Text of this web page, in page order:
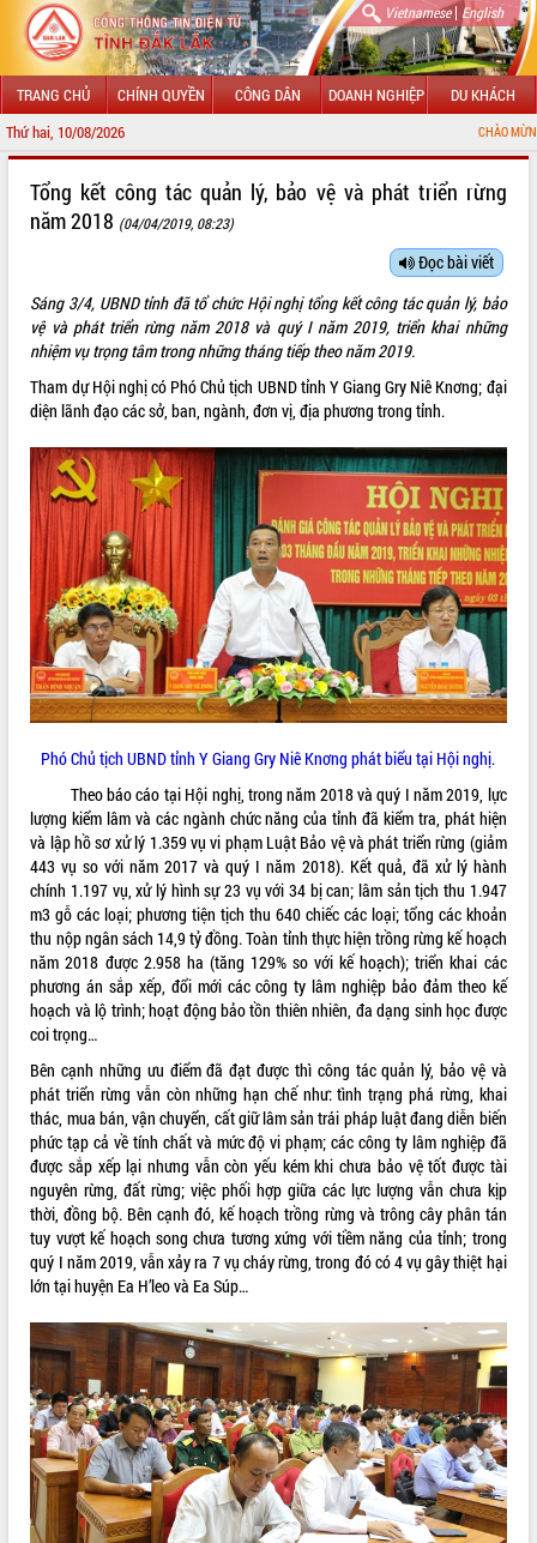
Vietnamese| English
TRANG CHỦ CHÍNH QUYỀN CÔNG DÂN DOANH NGHIỆP DU KHÁCH
Thứ hai, 10/08/2026 CHÀO MỪNG ĐẾN VỚI CỔNG
LÃNH ĐẠO UBND TỈNH
SỞ, BAN, NGÀNH
THÔNG TIN CHỈ ĐẠO ĐIỀU HÀNH
HỆ THỐNG VĂN BẢN
VĂN BẢN HĐND TỈNH
ĐIỂM TIN VĂN BẢN
QUY HOẠCH - KẾ HOẠCH
VIDEO
Loading the player...
Trailer Lễ hội Sầu riêng Đắk Lắk năm
2026
Khám bệnh, cấp phát thuốc miễn phí
và tặng quà người dân xã Cư Pui
Hội nghị UBND tỉnh Đắk Lắk thường kỳ
tháng 7/2026
Lễ truy tặng danh hiệu “Bà Mẹ Việt
Nam Anh hùng” và trao Huân chương
Lao động
UBND tỉnh Đắk Lắk triển khai nhiệm
vụ 6 tháng cuối năm 2026
Kỳ họp thứ Hai, Hội đồng nhân dân
tỉnh khóa XI quyết nghị nhiều nội dung
quan trọng
ALBUM ẢNH
Tổng kết công tác quản lý, bảo vệ và phát triển rừng
năm 2018 (04/04/2019, 08:23)
Đọc bài viết
Sáng 3/4, UBND tỉnh đã tổ chức Hội nghị tổng kết công tác quản lý, bảo
vệ và phát triển rừng năm 2018 và quý I năm 2019, triển khai những
nhiệm vụ trọng tâm trong những tháng tiếp theo năm 2019.
Tham dự Hội nghị có Phó Chủ tịch UBND tỉnh Y Giang Gry Niê Knơng; đại
diện lãnh đạo các sở, ban, ngành, đơn vị, địa phương trong tỉnh.
Phó Chủ tịch UBND tỉnh Y Giang Gry Niê Knơng phát biểu tại Hội nghị.
Theo báo cáo tại Hội nghị, trong năm 2018 và quý I năm 2019, lực
lượng kiểm lâm và các ngành chức năng của tỉnh đã kiểm tra, phát hiện
và lập hồ sơ xử lý 1.359 vụ vi phạm Luật Bảo vệ và phát triển rừng (giảm
443 vụ so với năm 2017 và quý I năm 2018). Kết quả, đã xử lý hành
chính 1.197 vụ, xử lý hình sự 23 vụ với 34 bị can; lâm sản tịch thu 1.947
m3 gỗ các loại; phương tiện tịch thu 640 chiếc các loại; tổng các khoản
thu nộp ngân sách 14,9 tỷ đồng. Toàn tỉnh thực hiện trồng rừng kế hoạch
năm 2018 được 2.958 ha (tăng 129% so với kế hoạch); triển khai các
phương án sắp xếp, đổi mới các công ty lâm nghiệp bảo đảm theo kế
hoạch và lộ trình; hoạt động bảo tồn thiên nhiên, đa dạng sinh học được
coi trọng…
Bên cạnh những ưu điểm đã đạt được thì công tác quản lý, bảo vệ và
phát triển rừng vẫn còn những hạn chế như: tình trạng phá rừng, khai
thác, mua bán, vận chuyển, cất giữ lâm sản trái pháp luật đang diễn biến
phức tạp cả về tính chất và mức độ vi phạm; các công ty lâm nghiệp đã
được sắp xếp lại nhưng vẫn còn yếu kém khi chưa bảo vệ tốt được tài
nguyên rừng, đất rừng; việc phối hợp giữa các lực lượng vẫn chưa kịp
thời, đồng bộ. Bên cạnh đó, kế hoạch trồng rừng và trông cây phân tán
tuy vượt kế hoạch song chưa tương xứng với tiềm năng của tỉnh; trong
quý I năm 2019, vẫn xảy ra 7 vụ cháy rừng, trong đó có 4 vụ gây thiệt hại
lớn tại huyện Ea H’leo và Ea Súp…